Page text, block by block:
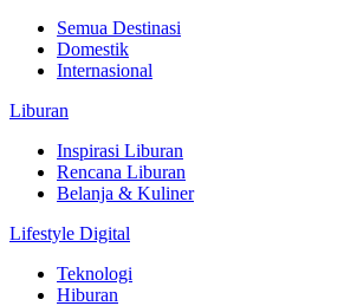
Semua Destinasi
Domestik
Internasional
Liburan
Inspirasi Liburan
Rencana Liburan
Belanja & Kuliner
Lifestyle Digital
Teknologi
Hiburan